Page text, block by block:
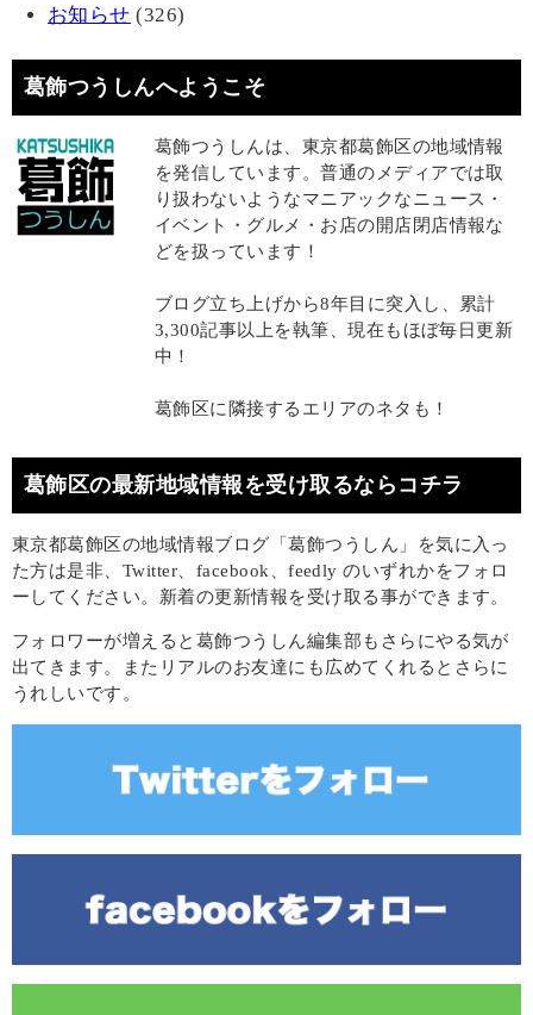
お知らせ (326)
葛飾つうしんへようこそ
葛飾つうしんは、東京都葛飾区の地域情報
を発信しています。普通のメディアでは取
り扱わないようなマニアックなニュース・
イベント・グルメ・お店の開店閉店情報な
どを扱っています！
ブログ立ち上げから8年目に突入し、累計
3,300記事以上を執筆、現在もほぼ毎日更新
中！
葛飾区に隣接するエリアのネタも！
葛飾区の最新地域情報を受け取るならコチラ
東京都葛飾区の地域情報ブログ「葛飾つうしん」を気に入っ
た方は是非、Twitter、facebook、feedly のいずれかをフォロ
ーしてください。新着の更新情報を受け取る事ができます。
フォロワーが増えると葛飾つうしん編集部もさらにやる気が
出てきます。またリアルのお友達にも広めてくれるとさらに
うれしいです。